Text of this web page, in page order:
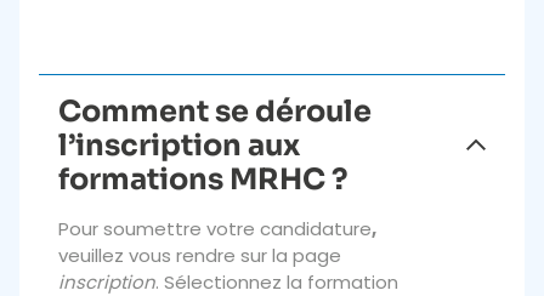
Comment se déroule
l’inscription aux
formations MRHC ?
Pour soumettre votre candidature,
veuillez vous rendre sur la page
inscription. Sélectionnez la formation